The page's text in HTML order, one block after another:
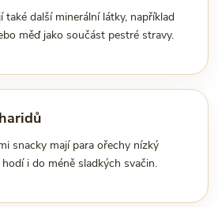
také další minerální látky, například
měď jako součást pestré stravy.
snacky mají para ořechy nízký
i do méně sladkých svačin.